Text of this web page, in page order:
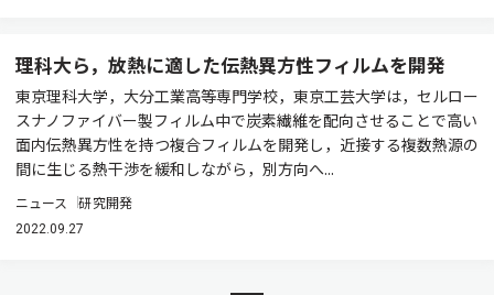
理科大ら，放熱に適した伝熱異方性フィルムを開発
東京理科大学，大分工業高等専門学校，東京工芸大学は，セルロー
スナノファイバー製フィルム中で炭素繊維を配向させることで高い
面内伝熱異方性を持つ複合フィルムを開発し，近接する複数熱源の
間に生じる熱干渉を緩和しながら，別方向へ...
ニュース 研究開発
2022.09.27